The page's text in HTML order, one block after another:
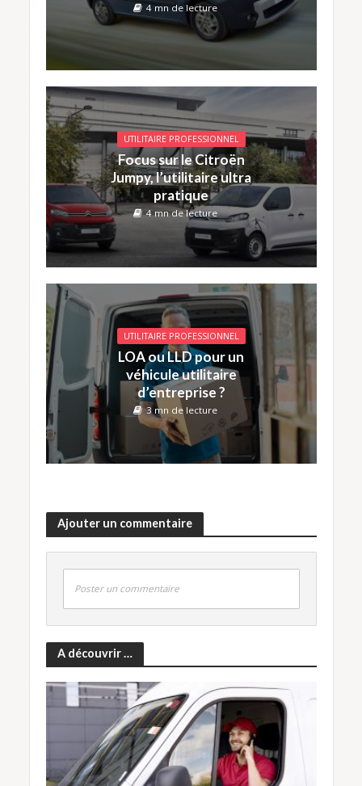
4 mn de lecture
UTILITAIRE PROFESSIONNEL
Focus sur le Citroën
Jumpy, l’utilitaire ultra
pratique
4 mn de lecture
UTILITAIRE PROFESSIONNEL
LOA ou LLD pour un
véhicule utilitaire
d’entreprise ?
3 mn de lecture
Ajouter un commentaire
Poster un commentaire
A découvrir …